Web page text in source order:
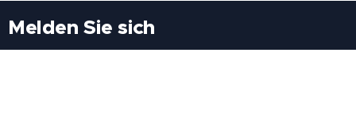
Melden Sie sich